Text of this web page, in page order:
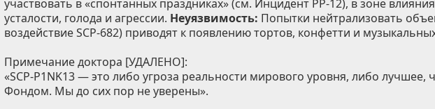
участвовать в «спонтанных праздниках» (см. Инцидент PP-12), в зоне
усталости, голода и агрессии. Неуязвимость: Попытки нейтрализовать
воздействие SCP-682) приводят к появлению тортов, конфетти и
Примечание доктора [УДАЛЕНО]:
«SCP-P1NK13 — это либо угроза реальности мирового уровня, либо лучшее,
Фондом. Мы до сих пор не уверены».